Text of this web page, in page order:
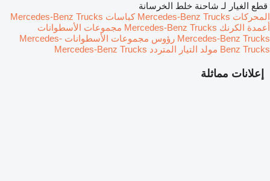
إعلانات مماثلة
قطع الغيار لـ شاحنة خلط الخرسانة
المحركات Mercedes-Benz Trucks
كباسات Mercedes-Benz Trucks
أعمدة الكرنك Mercedes-Benz Trucks
مجموعات الأسطوانات
Mercedes-Benz Trucks
رؤوس مجموعات الأسطوانات Mercedes-
Benz Trucks مولد التيار المتردد Mercedes-Benz Trucks